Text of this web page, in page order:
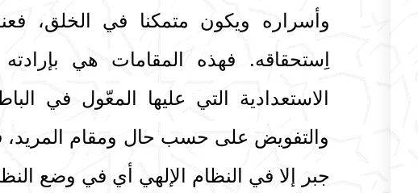
وأسراره ويكون متمكنا في الخلق،
اِستحقاقه. فهذه المقامات هي
الاستعدادية التي عليها المعّول في
والتفويض على حسب حال ومقام
جبر إلا في النظام الإلهي أي في وضع